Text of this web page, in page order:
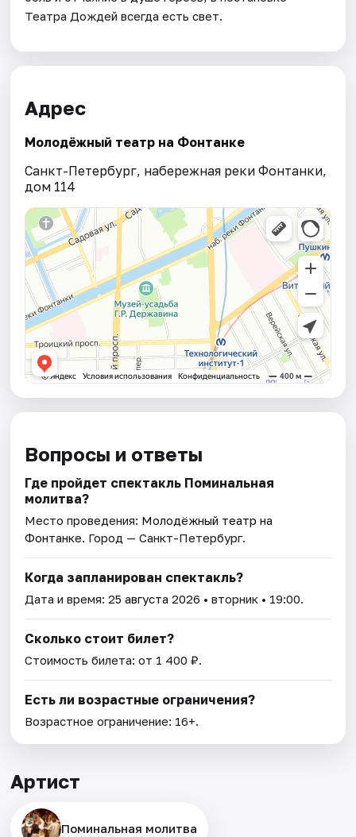
Театра Дождей всегда есть свет.
Адрес
Молодёжный театр на Фонтанке
Санкт-Петербург, набережная реки Фонтанки,
дом 114
Вопросы и ответы
Где пройдет спектакль Поминальная
молитва?
Место проведения: Молодёжный театр на
Фонтанке. Город — Санкт-Петербург.
Когда запланирован спектакль?
Дата и время:25 августа 2026 • вторник • 19:00.
Сколько стоит билет?
Стоимость билета: от 1 400 ₽.
Есть ли возрастные ограничения?
Возрастное ограничение: 16+.
Артист
Поминальная молитва